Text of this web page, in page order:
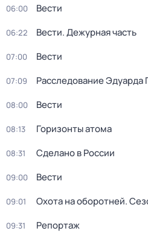
06:00 Вести
06:22 Вести. Дежурная часть
07:00 Вести
07:09 Расследование Эдуарда
08:00 Вести
08:13 Горизонты атома
08:31 Сделано в России
09:00 Вести
09:01 Охота на оборотней.
09:31 Репортаж